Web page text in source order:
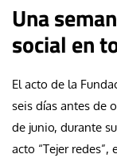
Una
social en
El acto de la
seis días antes de
de junio, durante
acto “Tejer